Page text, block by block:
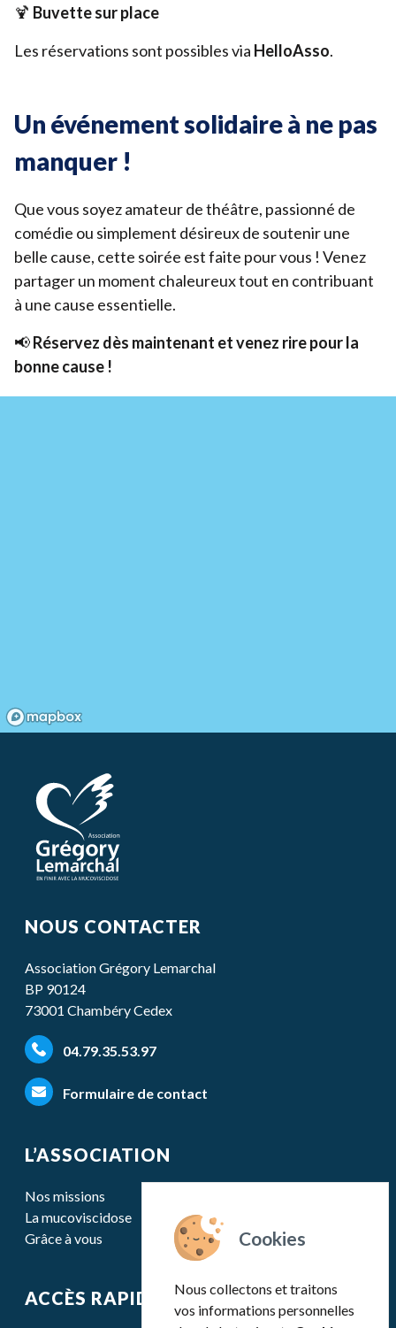
Nous collectons et traitons
vos informations personnelles
🍹 Buvette sur place
Les réservations sont possibles via HelloAsso.
Un événement solidaire à ne pas
manquer !
Que vous soyez amateur de théâtre, passionné de
comédie ou simplement désireux de soutenir une
belle cause, cette soirée est faite pour vous ! Venez
partager un moment chaleureux tout en contribuant
à une cause essentielle.
📢Réservez dès maintenant et venez rire pour la
bonne cause !
NOUS CONTACTER
Association Grégory Lemarchal
BP 90124
73001 Chambéry Cedex
04.79.35.53.97
Formulaire de contact
L’ASSOCIATION
Nos missions
La mucoviscidose
Grâce à vous
ACCÈS RAPIDE